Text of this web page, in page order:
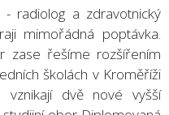
radiolog a zdravotnický
mimořádná poptávka.
zase řešíme rozšířením
školách v Kroměříži
dvě nové vyšší